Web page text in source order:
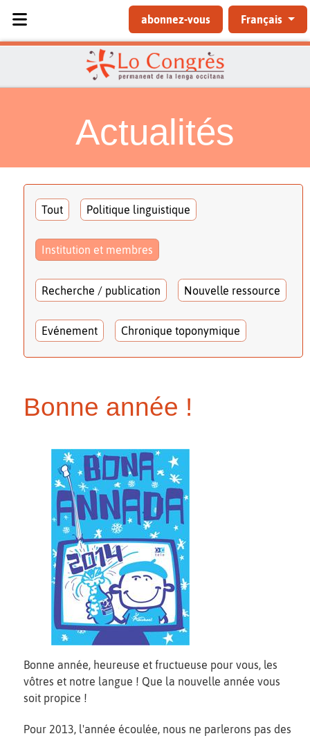
abonnez-vous Français
Actualités
Tout Politique linguistique
Institution et membres
Recherche / publication Nouvelle ressource
Evénement Chronique toponymique
Bonne année !
Bonne année, heureuse et fructueuse pour vous, les
vôtres et notre langue ! Que la nouvelle année vous
soit propice !
Pour 2013, l'année écoulée, nous ne parlerons pas des